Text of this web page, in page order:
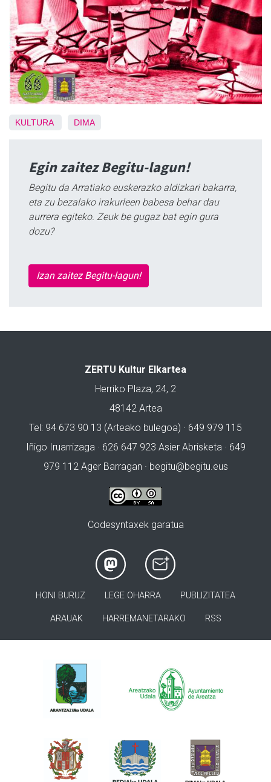
KULTURA DIMA
Egin zaitez Begitu-lagun!
Begitu da Arratiako euskerazko aldizkari bakarra,
eta zu bezalako irakurleen babesa behar dau
aurrera egiteko. Zeuk be gugaz bat egin gura
dozu?
Izan zaitez Begitu-lagun!
ZERTU Kultur Elkartea
Herriko Plaza, 24, 2
48142 Artea
Tel: 94 673 90 13 (Arteako bulegoa) · 649 979 115
Iñigo Iruarrizaga · 626 647 923 Asier Abrisketa · 649
979 112 Ager Barragan · begitu@begitu.eus
Codesyntaxek garatua
HONI BURUZ LEGE OHARRA PUBLIZITATEA
ARAUAK HARREMANETARAKO RSS